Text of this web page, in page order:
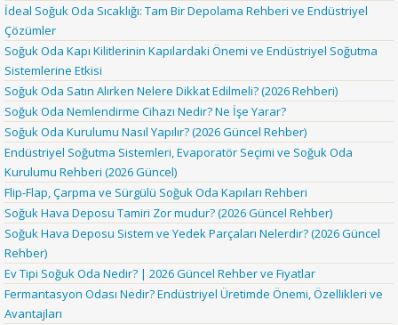
İdeal Soğuk Oda Sıcaklığı: Tam Bir Depolama Rehberi ve Endüstriyel
Çözümler
Soğuk Oda Kapı Kilitlerinin Kapılardaki Önemi ve Endüstriyel Soğutma
Sistemlerine Etkisi
Soğuk Oda Satın Alırken Nelere Dikkat Edilmeli? (2026 Rehberi)
Soğuk Oda Nemlendirme Cihazı Nedir? Ne İşe Yarar?
Soğuk Oda Kurulumu Nasıl Yapılır? (2026 Güncel Rehber)
Endüstriyel Soğutma Sistemleri, Evaporatör Seçimi ve Soğuk Oda
Kurulumu Rehberi (2026 Güncel)
Flip-Flap, Çarpma ve Sürgülü Soğuk Oda Kapıları Rehberi
Soğuk Hava Deposu Tamiri Zor mudur? (2026 Güncel Rehber)
Soğuk Hava Deposu Sistem ve Yedek Parçaları Nelerdir? (2026 Güncel
Rehber)
Ev Tipi Soğuk Oda Nedir? | 2026 Güncel Rehber ve Fiyatlar
Fermantasyon Odası Nedir? Endüstriyel Üretimde Önemi, Özellikleri ve
Avantajları